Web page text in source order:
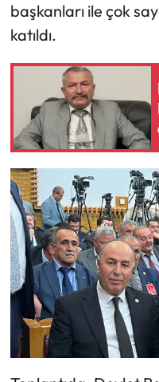
başkanları ile çok
katıldı.
Ortaköy Haberleri
Otomotiv
Resmi İlan
Resmi Reklam
Sağlık
Siyaset
Spor
Sungurlu Haberleri